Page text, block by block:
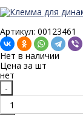
Артикул: 00123461
Нет в наличии
Цена за шт
нет
-